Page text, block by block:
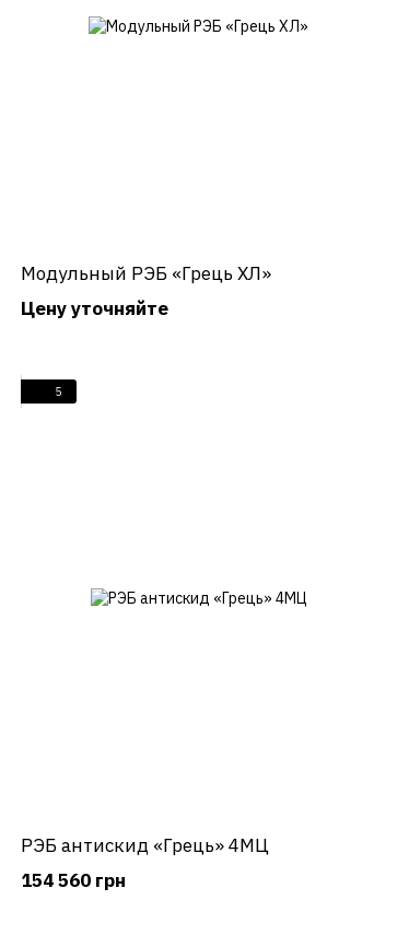
Модульный РЭБ «Грець ХЛ»
Цену уточняйте
5
РЭБ антискид «Грець» 4МЦ
154 560 грн